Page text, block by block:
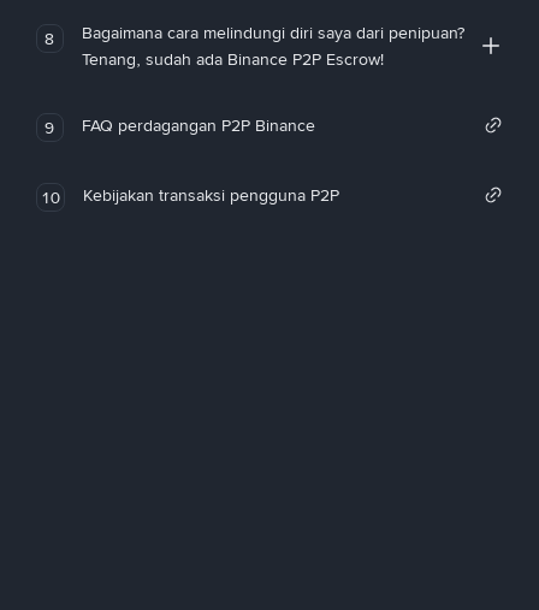
8
Bagaimana cara melindungi diri saya dari penipuan?
Tenang, sudah ada Binance P2P Escrow!
9 FAQ perdagangan P2P Binance
10 Kebijakan transaksi pengguna P2P